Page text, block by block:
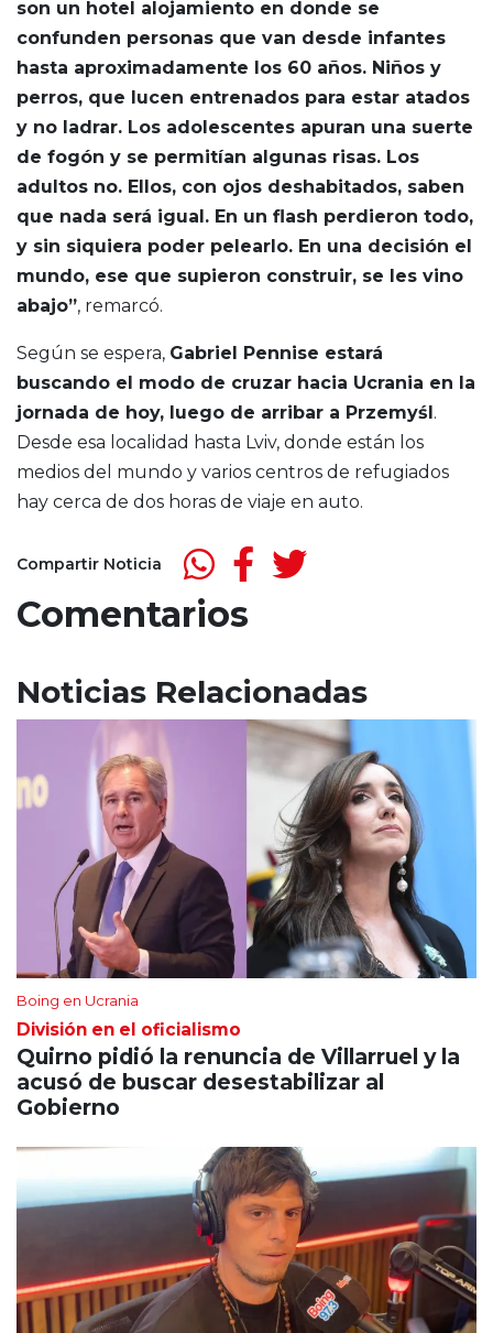
son un hotel alojamiento en donde se
confunden personas que van desde infantes
hasta aproximadamente los 60 años. Niños y
perros, que lucen entrenados para estar atados
y no ladrar. Los adolescentes apuran una suerte
de fogón y se permitían algunas risas. Los
adultos no. Ellos, con ojos deshabitados, saben
que nada será igual. En un flash perdieron todo,
y sin siquiera poder pelearlo. En una decisión el
mundo, ese que supieron construir, se les vino
abajo”, remarcó.
Según se espera, Gabriel Pennise estará
buscando el modo de cruzar hacia Ucrania en la
jornada de hoy, luego de arribar a Przemyśl .
Desde esa localidad hasta Lviv, donde están los
medios del mundo y varios centros de refugiados
hay cerca de dos horas de viaje en auto.
Compartir Noticia
Comentarios
Noticias Relacionadas
Boing en Ucrania
División en el oficialismo
Quirno pidió la renuncia de Villarruel y la
acusó de buscar desestabilizar al
Gobierno